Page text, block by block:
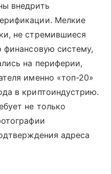
внедрить
Мелкие
не стремившиеся
финансовую систему,
на периферии,
именно «топ-20»
в криптоиндустрию.
не только
адреса